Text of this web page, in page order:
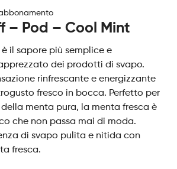
– Pod – Cool Mint
il sapore più semplice e
dei prodotti di svapo.
rinfrescante e energizzante
fresco in bocca. Perfetto per
menta pura, la menta fresca è
che non passa mai di moda.
di svapo pulita e nitida con
fresca.